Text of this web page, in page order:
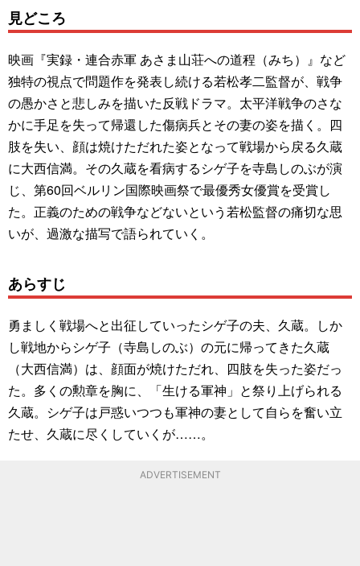
見どころ
映画『実録・連合赤軍 あさま山荘への道程（みち）』など
独特の視点で問題作を発表し続ける若松孝二監督が、戦争
の愚かさと悲しみを描いた反戦ドラマ。太平洋戦争のさな
かに手足を失って帰還した傷病兵とその妻の姿を描く。四
肢を失い、顔は焼けただれた姿となって戦場から戻る久蔵
に大西信満。その久蔵を看病するシゲ子を寺島しのぶが演
じ、第60回ベルリン国際映画祭で最優秀女優賞を受賞し
た。正義のための戦争などないという若松監督の痛切な思
いが、過激な描写で語られていく。
あらすじ
勇ましく戦場へと出征していったシゲ子の夫、久蔵。しか
し戦地からシゲ子（寺島しのぶ）の元に帰ってきた久蔵
（大西信満）は、顔面が焼けただれ、四肢を失った姿だっ
た。多くの勲章を胸に、「生ける軍神」と祭り上げられる
久蔵。シゲ子は戸惑いつつも軍神の妻として自らを奮い立
たせ、久蔵に尽くしていくが……。
ADVERTISEMENT